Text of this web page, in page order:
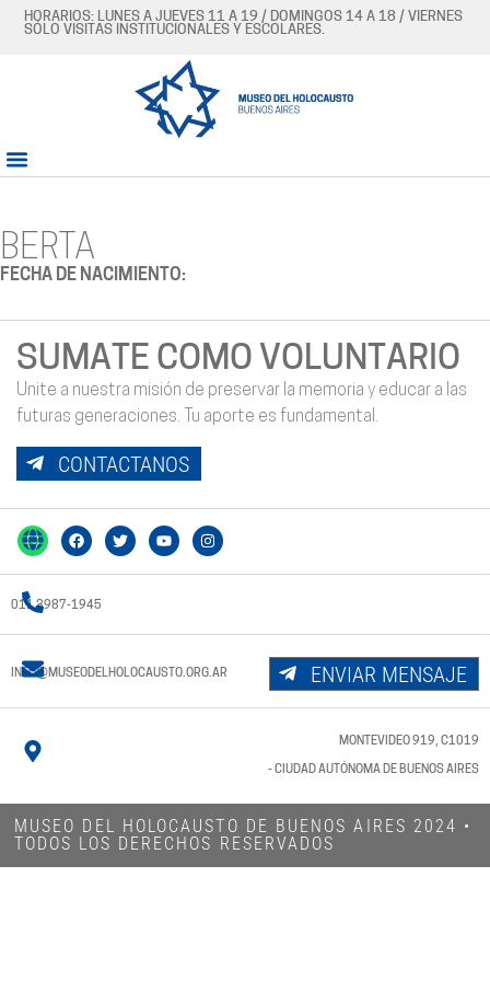
HORARIOS: LUNES A JUEVES 11 A 19 / DOMINGOS 14 A 18 / VIERNES
SÓLO VISITAS INSTITUCIONALES Y ESCOLARES.
BERTA
FECHA DE NACIMIENTO:
SUMATE COMO VOLUNTARIO
Unite a nuestra misión de preservar la memoria y educar a las
futuras generaciones. Tu aporte es fundamental.
CONTACTANOS
011 3987-1945
INFO@MUSEODELHOLOCAUSTO.ORG.AR ENVIAR MENSAJE
MONTEVIDEO 919, C1019
- CIUDAD AUTÓNOMA DE BUENOS AIRES
MUSEO DEL HOLOCAUSTO DE BUENOS AIRES 2024​ •
TODOS LOS DERECHOS RESERVADOS